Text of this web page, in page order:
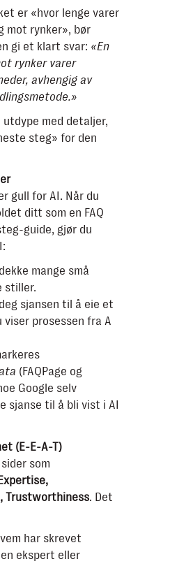
er «hvor lenge varer
mot rynker», bør
gi et klart svar: «En
rynker varer
avhengig av
med detaljer,
steg» for den
gull for AI. Når du
ditt som en FAQ
guide, gjør du
mange små
stiller.
sjansen til å eie et
prosessen fra A
(FAQPage og
Google selv
sjanse til å bli vist i AI
(E-E-A-T)
som
Trustworthiness. Det
har skrevet
ekspert eller